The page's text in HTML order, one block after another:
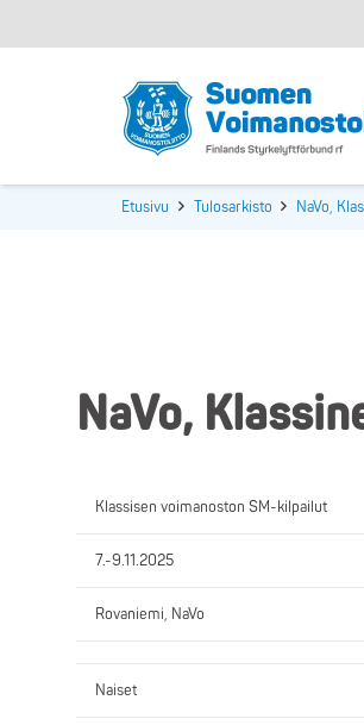
Etusivu Tulosarkisto NaVo,
NaVo,
Klassisen voimanoston SM-kilpailut
7.-9.11.2025
Rovaniemi, NaVo
Naiset